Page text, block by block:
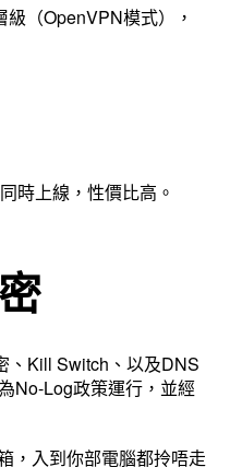
（OpenVPN模式），
時上線，性價比高。
、Kill Switch、以及DNS
No-Log政策運行，並經
，入到你部電腦都拎唔走